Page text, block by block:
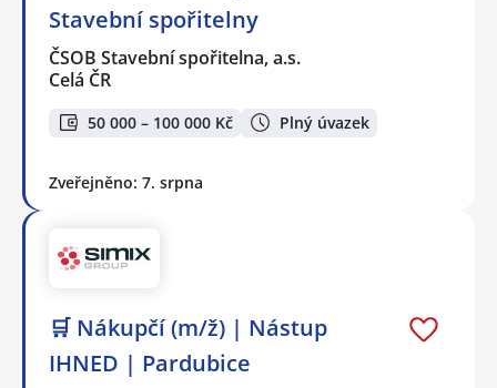
Stavební spořitelny
ČSOB Stavební spořitelna, a.s.
Celá ČR
50 000 – 100 000 Kč Plný úvazek
Zveřejněno: 7. srpna
🛒 Nákupčí (m/ž) | Nástup
IHNED | Pardubice